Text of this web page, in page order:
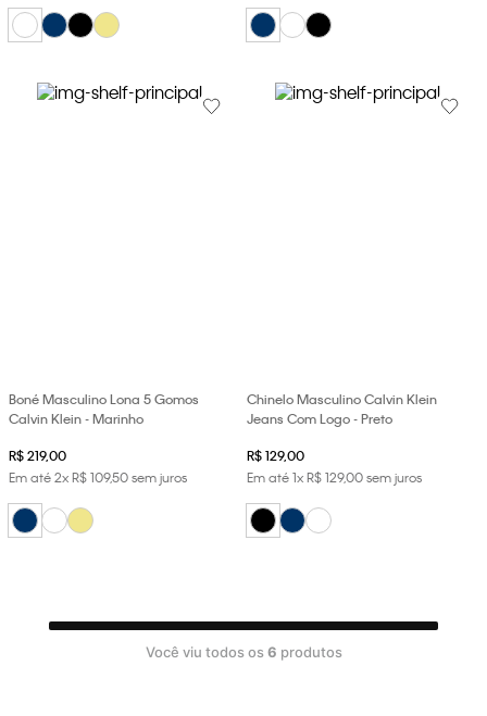
Boné Masculino Lona 5 Gomos
Calvin Klein - Marinho
R$219,00
Em até2xR$109,50sem juros
Chinelo Masculino Calvin Klein
Jeans Com Logo - Preto
R$129,00
Em até1xR$129,00sem juros
Você viu todos os6 produtos